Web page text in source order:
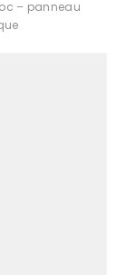
– panneau